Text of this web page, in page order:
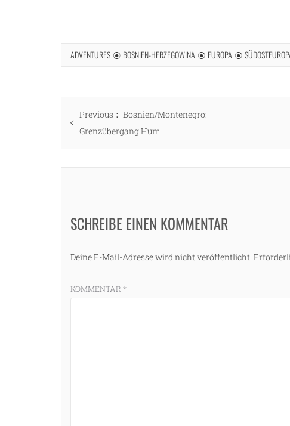
ADVENTURES BOSNIEN-HERZEGOWINA EUROPA
Beitragsnavigation
Previous
Previous
post:
Bosnien/Montenegro:
Grenzübergang Hum
SCHREIBE EINEN KOMMENTAR
Deine E-Mail-Adresse wird nicht veröffentlicht.
KOMMENTAR *